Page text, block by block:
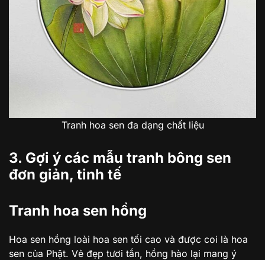
Tranh hoa sen đa dạng chất liệu
3. Gợi ý các mẫu tranh bông sen
đơn giản, tinh tế
Tranh hoa sen hồng
Hoa sen hồng loài hoa sen tối cao và được coi là hoa
sen của Phật. Vẻ đẹp tươi tắn, hồng hào lại mang ý